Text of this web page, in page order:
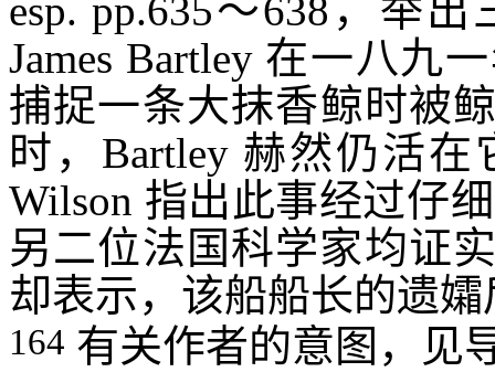
esp. pp.635～638 ，举出
James Bartley 在一八九
捕捉一条大抹香鲸时被
时， Bartley 赫然仍活在
Wilson 指出此事经过仔
另二位法国科学家均证
却表示，该船船长的遗
164 有关作者的意图，见